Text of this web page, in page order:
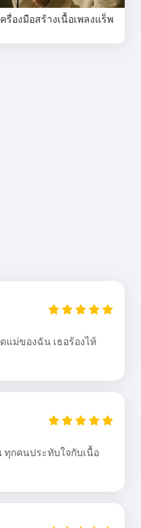
ครื่องมือสร้างเนื้อเพลงแร็พ
แม่ของฉัน เธอร้องไห้
กคนประทับใจกับเนื้อ
ยนกลอน และ
ตัว